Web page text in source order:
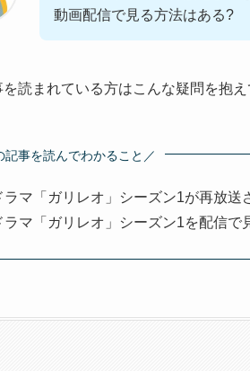
動画配信で見る方法はある?
を読まれている方はこんな疑問を抱
記事を読んでわかること／
ラマ「ガリレオ」シーズン1が再放送
ラマ「ガリレオ」シーズン1を配信で